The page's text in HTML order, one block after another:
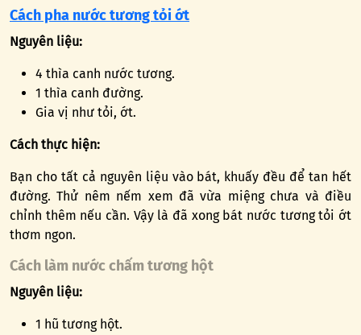
Cách pha nước tương tỏi ớt
Nguyên liệu:
4 thìa canh nước tương.
1 thìa canh đường.
Gia vị như tỏi, ớt.
Cách thực hiện:
Bạn cho tất cả nguyên liệu vào bát, khuấy đều để tan hết
đường. Thử nêm nếm xem đã vừa miệng chưa và điều
chỉnh thêm nếu cần. Vậy là đã xong bát nước tương tỏi ớt
thơm ngon.
Cách làm nước chấm tương hột
Nguyên liệu:
1 hũ tương hột.